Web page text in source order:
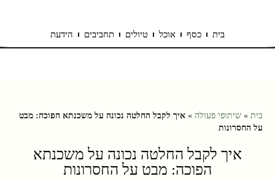
בית כסף אוכל טיולים תחביבים הידעת
בית » שיתופי פעולה » איך לקבל החלטה נכונה על משכנתא הפוכה: מבט
על החסרונות
איך לקבל החלטה נכונה על משכנתא
הפוכה: מבט על החסרונות